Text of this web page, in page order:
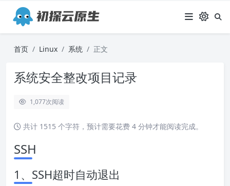
首页 Linux 系统 正文
系统安全整改项目记录
1,077次阅读
共计 1515 个字符，预计需要花费 4 分钟才能阅读完成。
SSH
1、SSH超时自动退出